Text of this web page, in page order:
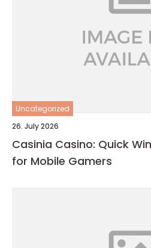
Uncategorized
26. July 2026
Casinia Casino: Quick
for Mobile Gamers